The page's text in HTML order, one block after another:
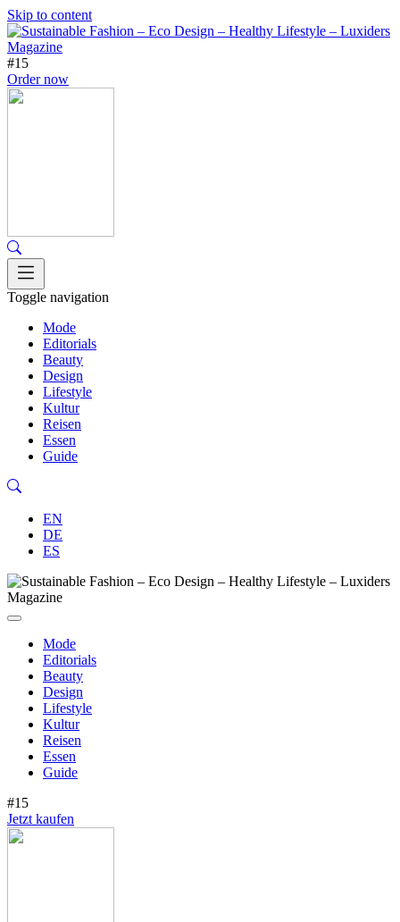
Skip to content
#15
Order now
Toggle navigation
Mode
Editorials
Beauty
Design
Lifestyle
Kultur
Reisen
Essen
Guide
EN
DE
ES
Mode
Editorials
Beauty
Design
Lifestyle
Kultur
Reisen
Essen
Guide
#15
Jetzt kaufen